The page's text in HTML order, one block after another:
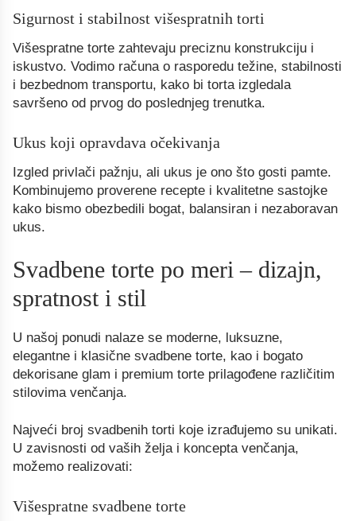
Sigurnost i stabilnost višespratnih torti
Višespratne torte zahtevaju preciznu konstrukciju i
iskustvo. Vodimo računa o rasporedu težine, stabilnosti
i bezbednom transportu, kako bi torta izgledala
savršeno od prvog do poslednjeg trenutka.
Ukus koji opravdava očekivanja
Izgled privlači pažnju, ali ukus je ono što gosti pamte.
Kombinujemo proverene recepte i kvalitetne sastojke
kako bismo obezbedili bogat, balansiran i nezaboravan
ukus.
Svadbene torte po meri – dizajn,
spratnost i stil
U našoj ponudi nalaze se moderne, luksuzne,
elegantne i klasične svadbene torte, kao i bogato
dekorisane glam i premium torte prilagođene različitim
stilovima venčanja.
Najveći broj svadbenih torti koje izrađujemo su unikati.
U zavisnosti od vaših želja i koncepta venčanja,
možemo realizovati:
Višespratne svadbene torte